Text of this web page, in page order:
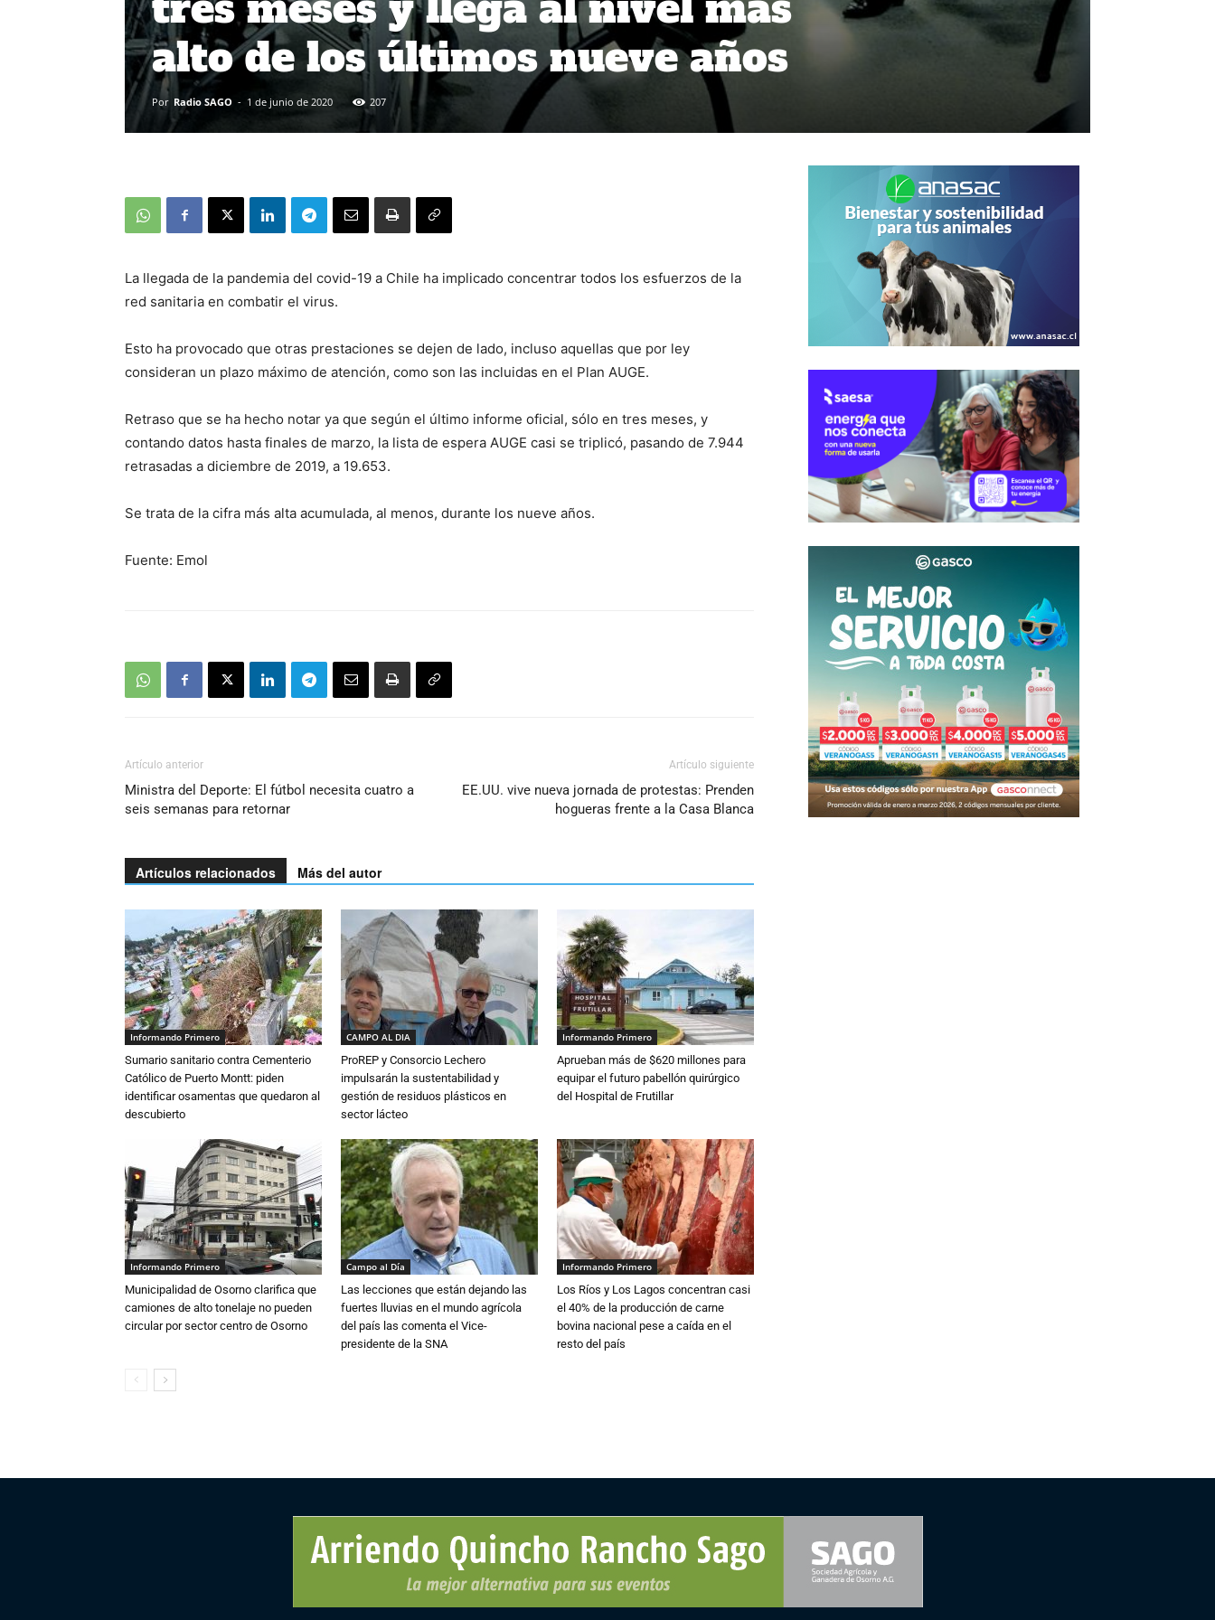
alto de los últimos nueve años
Por Radio SAGO - 1 de junio de 2020 207
La llegada de la pandemia del covid-19 a Chile ha implicado concentrar todos los esfuerzos de la
red sanitaria en combatir el virus.
Esto ha provocado que otras prestaciones se dejen de lado, incluso aquellas que por ley
consideran un plazo máximo de atención, como son las incluidas en el Plan AUGE.
Retraso que se ha hecho notar ya que según el último informe oficial, sólo en tres meses, y
contando datos hasta finales de marzo, la lista de espera AUGE casi se triplicó, pasando de 7.944
retrasadas a diciembre de 2019, a 19.653.
Se trata de la cifra más alta acumulada, al menos, durante los nueve años.
Fuente: Emol
Artículo anterior
Ministra del Deporte: El fútbol necesita cuatro a
seis semanas para retornar
Artículo siguiente
EE.UU. vive nueva jornada de protestas: Prenden
hogueras frente a la Casa Blanca
Artículos relacionados Más del autor
Informando Primero
Sumario sanitario contra Cementerio
Católico de Puerto Montt: piden
identificar osamentas que quedaron al
descubierto
CAMPO AL DIA
ProREP y Consorcio Lechero
impulsarán la sustentabilidad y
gestión de residuos plásticos en
sector lácteo
Informando Primero
Aprueban más de $620 millones para
equipar el futuro pabellón quirúrgico
del Hospital de Frutillar
Informando Primero
Municipalidad de Osorno clarifica que
camiones de alto tonelaje no pueden
circular por sector centro de Osorno
Campo al Día
Las lecciones que están dejando las
fuertes lluvias en el mundo agrícola
del país las comenta el Vice-
presidente de la SNA
Informando Primero
Los Ríos y Los Lagos concentran casi
el 40% de la producción de carne
bovina nacional pese a caída en el
resto del país